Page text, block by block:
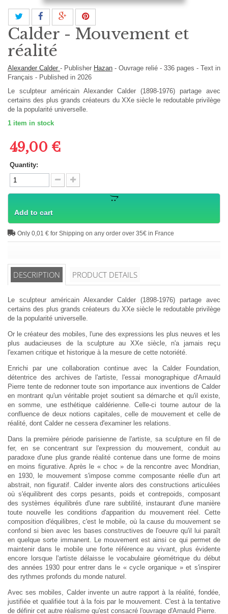
Calder - Mouvement et
réalité
Alexander Calder - Publisher Hazan - Ouvrage relié - 336 pages - Text in
Français - Published in 2026
Le sculpteur américain Alexander Calder (1898-1976) partage avec
certains des plus grands créateurs du XXe siècle le redoutable privilège
de la popularité universelle.
1 item in stock
49,00 €
Quantity:
Add to cart
Only 0,01 € for Shipping on any order over 35€ in France
DESCRIPTION PRODUCT DETAILS
Le sculpteur américain Alexander Calder (1898-1976) partage avec
certains des plus grands créateurs du XXe siècle le redoutable privilège
de la popularité universelle.
Or le créateur des mobiles, l'une des expressions les plus neuves et les
plus audacieuses de la sculpture au XXe siècle, n'a jamais reçu
l'examen critique et historique à la mesure de cette notoriété.
Enrichi par une collaboration continue avec la Calder Foundation,
détentrice des archives de l'artiste, l'essai monographique d'Arnauld
Pierre tente de redonner toute son importance aux inventions de Calder
en montrant qu'un véritable projet soutient sa démarche et qu'il existe,
en somme, une esthétique caldérienne. Celle-ci tourne autour de la
confluence de deux notions capitales, celle de mouvement et celle de
réalité, dont Calder ne cessera d'examiner les relations.
Dans la première période parisienne de l'artiste, sa sculpture en fil de
fer, en se concentrant sur l'expression du mouvement, conduit au
paradoxe d'une plus grande réalité contenue dans une forme de moins
en moins figurative. Après le « choc » de la rencontre avec Mondrian,
en 1930, le mouvement s'impose comme composante réelle d'un art
abstrait, non figuratif. Calder invente alors des constructions articulées
où s'équilibrent des corps pesants, poids et contrepoids, composant
des systèmes équilibrés d'une rare subtilité, instaurant d'une manière
toute nouvelle les conditions d'apparition du mouvement réel. Cette
composition d'équilibres, c'est le mobile, où la cause du mouvement se
confond si bien avec les bases constructives de l'oeuvre qu'il lui paraît
en quelque sorte immanent. Le mouvement est ainsi ce qui permet de
maintenir dans le mobile une forte référence au vivant, plus évidente
encore lorsque l'artiste délaisse le vocabulaire géométrique du début
des années 1930 pour entrer dans le « cycle organique » et s'inspirer
des rythmes profonds du monde naturel.
Avec ses mobiles, Calder invente un autre rapport à la réalité, fondée,
justifiée et qualifiée tout à la fois par le mouvement. C'est à la tentative
de définir cet autre réalisme qu'est consacré l'ouvrage d'Arnauld Pierre.